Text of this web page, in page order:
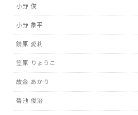
小野 俊
小野 象平
鏡原 愛莉
笠原 りょうこ
故金 あかり
菊池 俊治